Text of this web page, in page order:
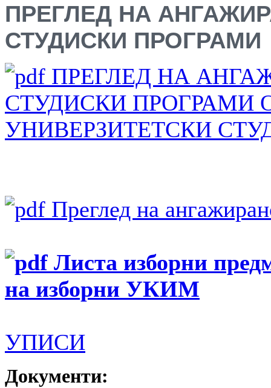
ПРЕГЛЕД НА
СТУДИСКИ ПРОГРАМИ
ПРЕГЛЕД НА
СТУДИСКИ ПРОГРАМИ
УНИВЕРЗИТЕТСКИ
Преглед на
Листа изборни
на изборни УКИМ
УПИСИ
Документи: